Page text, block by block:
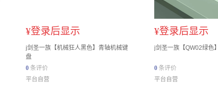
¥登录后显示
j剑圣一族【机械狂人黑色】青轴机械键
盘
0 条评价
平台自营
¥登录后显示
j剑圣一族【QW02绿色
0 条评价
平台自营